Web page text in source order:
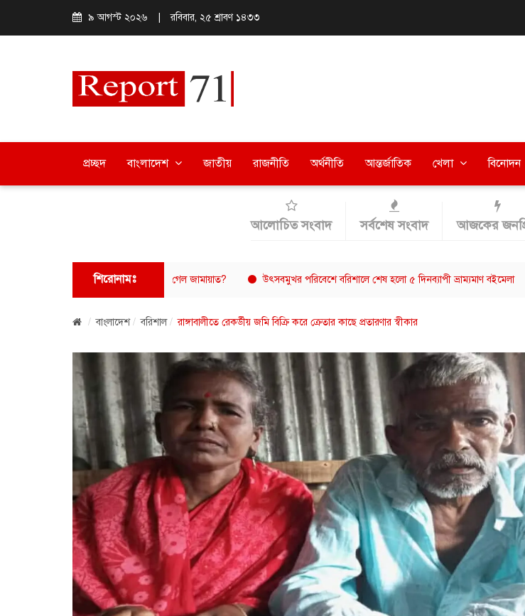
৯ আগস্ট ২০২৬ রবিবার, ২৫ শ্রাবণ ১৪৩৩
প্রচ্ছদ বাংলাদেশ জাতীয় রাজনীতি অর্থনীতি আন্তর্জাতিক খেলা বিনোদন
আলোচিত সংবাদ সর্বশেষ সংবাদ আজকের
শিরোনামঃ
ইতিহাসে নিজেদের ভূমিকা এড়িয়ে গেল জামায়াত? উৎসবমুখর পরিবেশে বরিশালে শেষ হলো ৫ দিনব্যাপী ভ্রাম্যমাণ বইমেলা
বাংলাদেশ বরিশাল রাঙ্গাবালীতে রেকর্ডীয় জমি বিক্রি করে ক্রেতার কাছে প্রতারণার স্বীকার